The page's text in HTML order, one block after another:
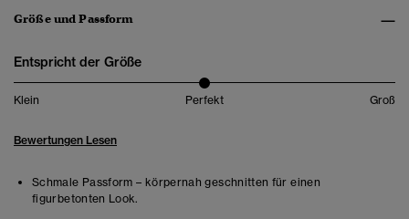
Größe und Passform
Entspricht der Größe
Klein Perfekt Groß
Bewertungen Lesen
Schmale Passform – körpernah geschnitten für einen
figurbetonten Look.